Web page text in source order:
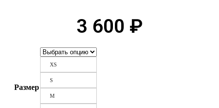
3 600 ₽
Размер
XS
S
M